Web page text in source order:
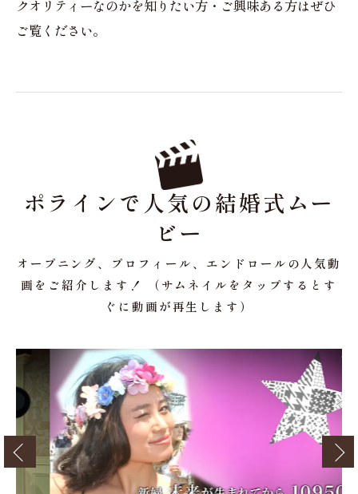
クオリティーなのかを知りたい方・ご興味ある方はぜひ
ご覧ください。
ポラインで人気の結婚式ムー
ビー
オープニング、プロフィール、エンドロールの人気動
画をご紹介します！ （サムネイルをタップするとす
ぐに動画が再生します）